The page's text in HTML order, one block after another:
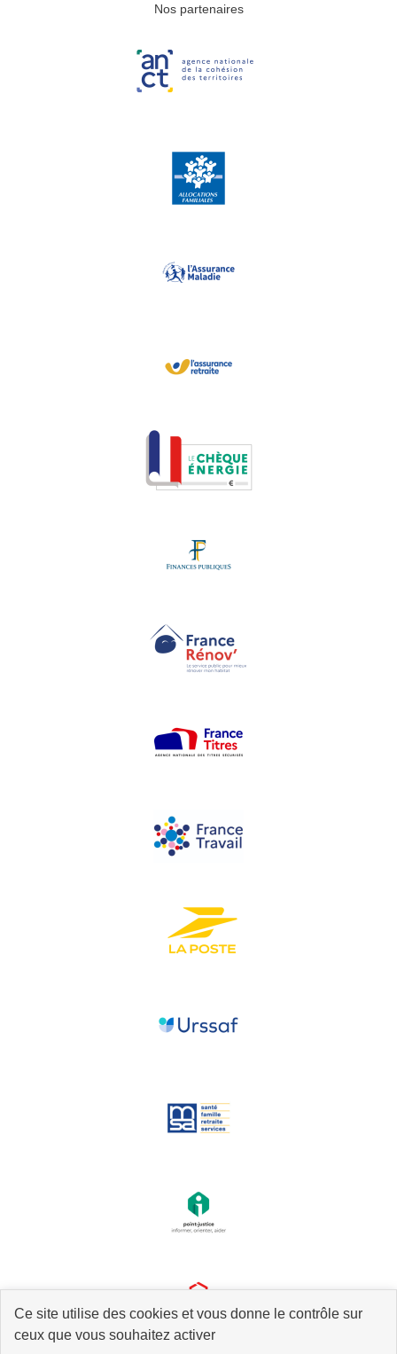
Ce site utilise des cookies et vous donne le contrôle sur
ceux que vous souhaitez activer
Nos partenaires